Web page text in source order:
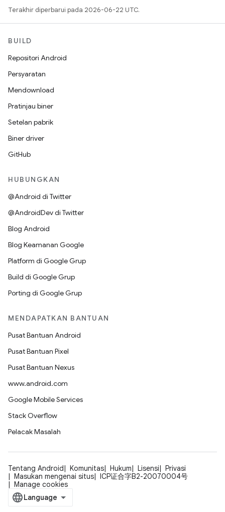
Terakhir diperbarui pada 2026-06-22 UTC.
BUILD
Repositori Android
Persyaratan
Mendownload
Pratinjau biner
Setelan pabrik
Biner driver
GitHub
HUBUNGKAN
@Android di Twitter
@AndroidDev di Twitter
Blog Android
Blog Keamanan Google
Platform di Google Grup
Build di Google Grup
Porting di Google Grup
MENDAPATKAN BANTUAN
Pusat Bantuan Android
Pusat Bantuan Pixel
Pusat Bantuan Nexus
www.android.com
Google Mobile Services
Stack Overflow
Pelacak Masalah
Tentang Android Komunitas Hukum Lisensi
Privasi
Masukan mengenai situs
ICP证合字B2-20070004号
Manage cookies